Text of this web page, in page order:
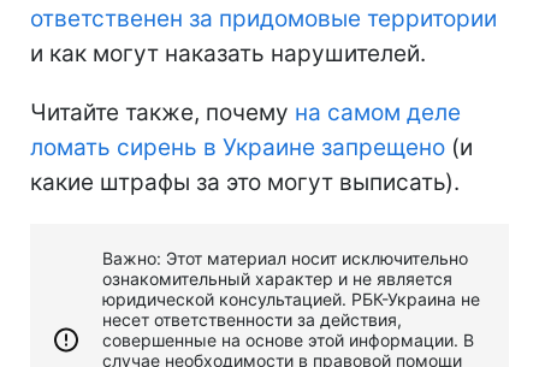
ответственен за придомовые территории
и как могут наказать нарушителей.
Читайте также, почему на самом деле
ломать сирень в Украине запрещено (и
какие штрафы за это могут выписать).
Важно: Этот материал носит исключительно
ознакомительный характер и не является
юридической консультацией. РБК-Украина не
несет ответственности за действия,
совершенные на основе этой информации. В
случае необходимости в правовой помощи